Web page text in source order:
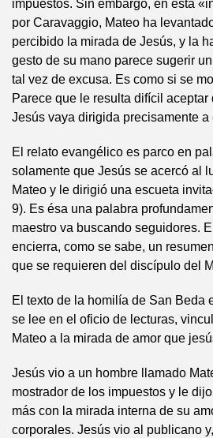
impuestos. Sin embargo, en esta
por Caravaggio, Mateo ha
percibido la mirada de Jesús, y la
gesto de su mano parece sugerir
tal vez de excusa. Es como si se
Parece que le resulta difícil
Jesús vaya dirigida precisamente a
El relato evangélico es parco en
solamente que Jesús se acercó al
Mateo y le dirigió una escueta
9). Es ésa una palabra
maestro va buscando seguidores.
encierra, como se sabe, un
que se requieren del discípulo del
El texto de la homilía de San Beda
se lee en el oficio de lecturas,
Mateo a la mirada de amor que
Jesús vio a un hombre llamado
mostrador de los impuestos y le
más con la mirada interna de su
corporales. Jesús vio al publicano